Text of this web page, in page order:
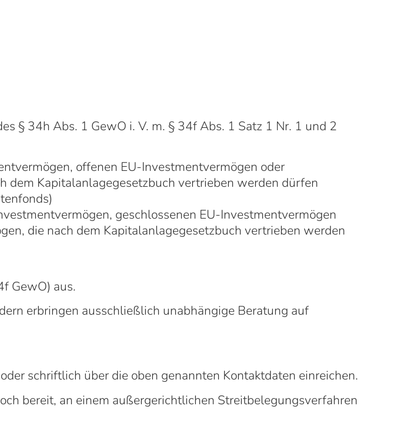
§ 34h Abs. 1 GewO i. V. m. § 34f Abs. 1 Satz 1 Nr. 1 und 2
offenen EU-Investmentvermögen oder
dem Kapitalanlagegesetzbuch vertrieben werden dürfen
geschlossenen EU-Investmentvermögen
die nach dem Kapitalanlagegesetzbuch vertrieben werden
GewO) aus.
erbringen ausschließlich unabhängige Beratung auf
schriftlich über die oben genannten Kontaktdaten einreichen.
bereit, an einem außergerichtlichen Streitbelegungsverfahren